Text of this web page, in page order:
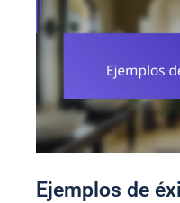
Ejemplos de